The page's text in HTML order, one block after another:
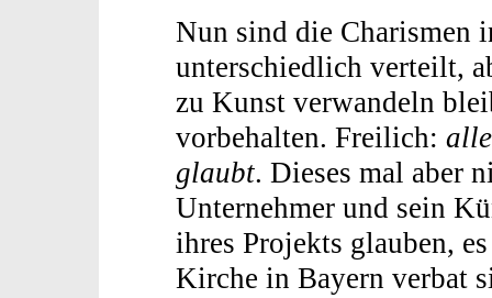
Nun sind die Charismen
unterschiedlich verteilt,
zu Kunst verwandeln
vorbehalten. Freilich:
glaubt. Dieses mal aber
Unternehmer und sein
ihres Projekts glauben,
Kirche in Bayern verbat